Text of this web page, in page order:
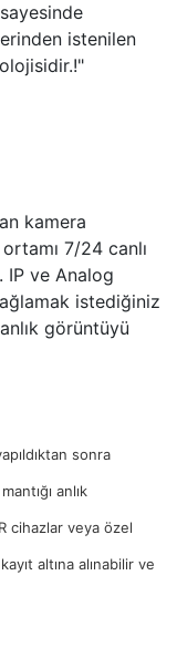
istenilen
kamera
7/24 canlı
IP ve Analog
istediğiniz
görüntüyü
sonra
anlık
cihazlar veya özel
altına alınabilir ve